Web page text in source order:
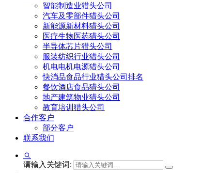
智能制造业猎头公司
汽车及零部件猎头公司
新能源新材料猎头公司
医疗生物医药猎头公司
半导体芯片猎头公司
服装纺织行业猎头公司
机电电机电源猎头公司
快消品食品行业猎头公司排名
餐饮酒店食品猎头公司
地产建筑物业猎头公司
教育培训猎头公司
合作客户
部分客户
联系我们
请输入关键词: